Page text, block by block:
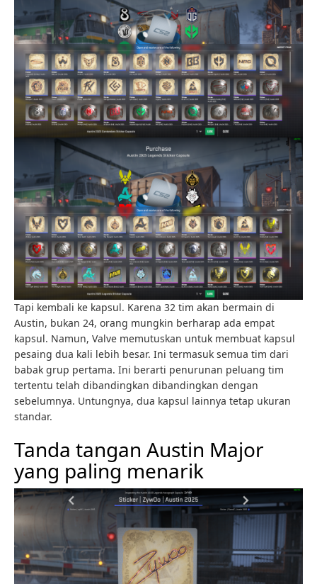
Tapi kembali ke kapsul. Karena 32 tim akan bermain di
Austin, bukan 24, orang mungkin berharap ada empat
kapsul. Namun, Valve memutuskan untuk membuat kapsul
pesaing dua kali lebih besar. Ini termasuk semua tim dari
babak grup pertama. Ini berarti penurunan peluang tim
tertentu telah dibandingkan dibandingkan dengan
sebelumnya. Untungnya, dua kapsul lainnya tetap ukuran
standar.
Tanda tangan Austin Major
yang paling menarik